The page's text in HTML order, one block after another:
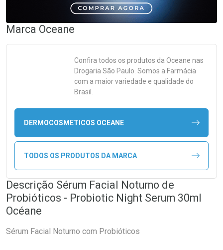
Marca Oceane
Confira todos os produtos da Oceane nas
Drogaria São Paulo. Somos a Farmácia
com a maior variedade e qualidade do
Brasil.
DERMOCOSMETICOS OCEANE
TODOS OS PRODUTOS DA MARCA
Descrição Sérum Facial Noturno de
Probióticos - Probiotic Night Serum 30ml
Océane
Sérum Facial Noturno com Probióticos